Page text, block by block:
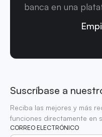
banca en una
Suscríbase a
Reciba las mejores y más
funciones directamente en
CORREO ELECTRÓNICO